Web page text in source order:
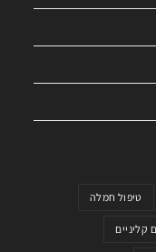
טיפול חמלה
קליניים